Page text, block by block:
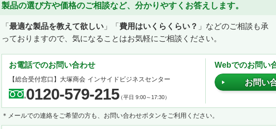
製品の選び方や価格のご相談など、分かりやすくお答えします。
「 最適な製品を教えて欲しい 」「 費用はいくらくらい？ 」などのご相談も承
っておりますので、気になることはお気軽にご相談ください。
お電話でのお問い合わせ
【総合受付窓口】大塚商会 インサイドビジネスセンター
0120-579-215（平日 9:00～17:30）
Webでのお問い
お問い
＊メールでの連絡をご希望の方も、お問い合わせボタンをご利用ください。